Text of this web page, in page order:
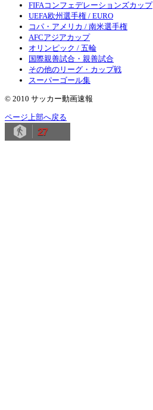
FIFAコンフェデレーションズカップ
UEFA欧州選手権 / EURO
コパ・アメリカ / 南米選手権
AFCアジアカップ
オリンピック / 五輪
国際親善試合・親善試合
その他のリーグ・カップ戦
スーパーゴール集
© 2010 サッカー動画速報
ページ上部へ戻る
27